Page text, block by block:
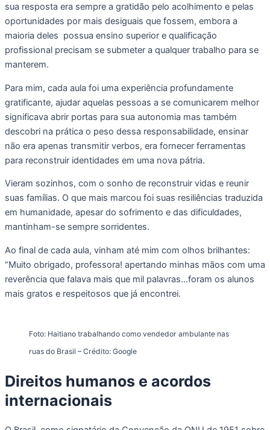
sua resposta era sempre a gratidão pelo acolhimento e pelas
oportunidades por mais desiguais que fossem, embora a
maioria deles possua ensino superior e qualificação
profissional precisam se submeter a qualquer trabalho para se
manterem.
Para mim, cada aula foi uma experiência profundamente
gratificante, ajudar aquelas pessoas a se comunicarem melhor
significava abrir portas para sua autonomia mas também
descobri na prática o peso dessa responsabilidade, ensinar
não era apenas transmitir verbos, era fornecer ferramentas
para reconstruir identidades em uma nova pátria.
Vieram sozinhos, com o sonho de reconstruir vidas e reunir
suas famílias. O que mais marcou foi suas resiliências traduzida
em humanidade, apesar do sofrimento e das dificuldades,
mantinham-se sempre sorridentes.
Ao final de cada aula, vinham até mim com olhos brilhantes:
“Muito obrigado, professora! apertando minhas mãos com uma
reverência que falava mais que mil palavras…foram os alunos
mais gratos e respeitosos que já encontrei.
Foto: Haitiano trabalhando como vendedor ambulante nas
ruas do Brasil – Crédito: Google
Direitos humanos e acordos
internacionais